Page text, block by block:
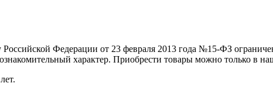
Российской Федерации от 23 февраля 2013 года №15-ФЗ
характер. Приобрести товары можно только в